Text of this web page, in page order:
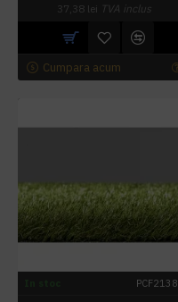
37,38 lei TVA inclus
Cumpara acum